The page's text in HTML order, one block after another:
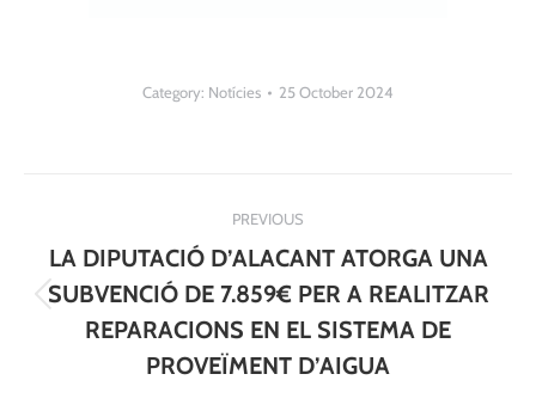
Category: Notícies 25 October 2024
navigation
PREVIOUS
Previous
post:
LA DIPUTACIÓ D’ALACANT ATORGA UNA
SUBVENCIÓ DE 7.859€ PER A REALITZAR
REPARACIONS EN EL SISTEMA DE
PROVEÏMENT D’AIGUA